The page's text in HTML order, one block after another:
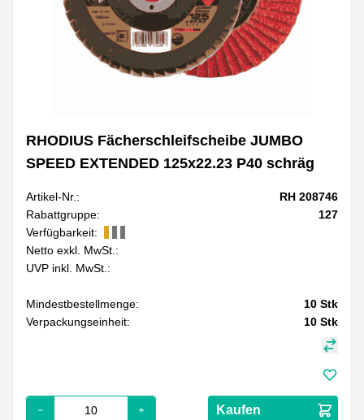
RHODIUS Fächerschleifscheibe JUMBO
SPEED EXTENDED 125x22.23 P40 schräg
Artikel-Nr.:
RH 208746
Rabattgruppe:
127
Verfügbarkeit:
Netto exkl. MwSt.:
UVP inkl. MwSt.:
Mindestbestellmenge: 10 Stk
Verpackungseinheit:
10 Stk
Kaufen